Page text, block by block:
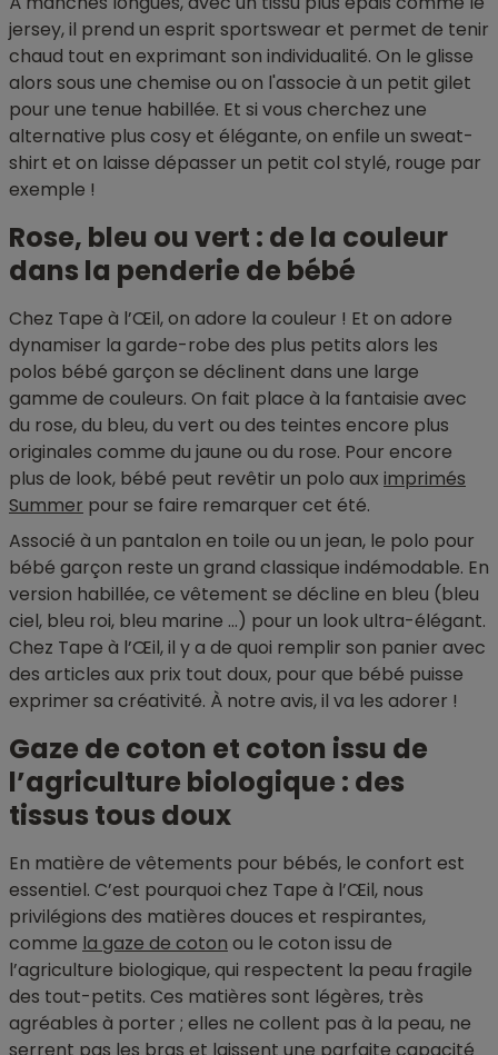
jersey, il prend un esprit sportswear et permet de tenir
chaud tout en exprimant son individualité. On le glisse
alors sous une chemise ou on l'associe à un petit gilet
pour une tenue habillée. Et si vous cherchez une
alternative plus cosy et élégante, on enfile un sweat-
shirt et on laisse dépasser un petit col stylé, rouge par
exemple !
Rose, bleu ou vert : de la couleur
dans la penderie de bébé
Chez Tape à l’Œil, on adore la couleur ! Et on adore
dynamiser la garde-robe des plus petits alors les
polos bébé garçon se déclinent dans une large
gamme de couleurs. On fait place à la fantaisie avec
du rose, du bleu, du vert ou des teintes encore plus
originales comme du jaune ou du rose. Pour encore
plus de look, bébé peut revêtir un polo aux imprimés
Summer pour se faire remarquer cet été.
Associé à un pantalon en toile ou un jean, le polo pour
bébé garçon reste un grand classique indémodable. En
version habillée, ce vêtement se décline en bleu (bleu
ciel, bleu roi, bleu marine …) pour un look ultra-élégant.
Chez Tape à l’Œil, il y a de quoi remplir son panier avec
des articles aux prix tout doux, pour que bébé puisse
exprimer sa créativité. À notre avis, il va les adorer !
Gaze de coton et coton issu de
l’agriculture biologique : des
tissus tous doux
En matière de vêtements pour bébés, le confort est
essentiel. C’est pourquoi chez Tape à l’Œil, nous
privilégions des matières douces et respirantes,
comme la gaze de coton ou le coton issu de
l’agriculture biologique, qui respectent la peau fragile
des tout-petits. Ces matières sont légères, très
agréables à porter ; elles ne collent pas à la peau, ne